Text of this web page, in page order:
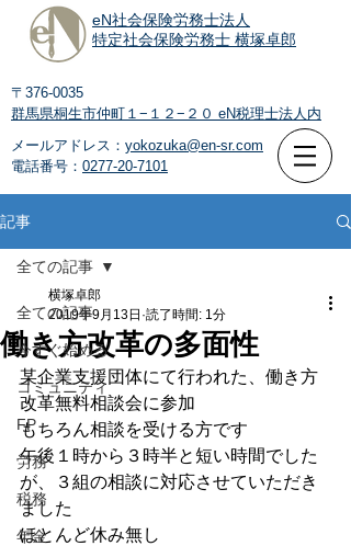
eN社会保険労務士法人
特定社会保険労務士 横塚卓郎
〒376-0035
群馬県桐生市仲町１−１２−２０ eN税理士法人内
メールアドレス： yokozuka@en-sr.com
電話番号： 0277-20-7101
記事
全ての記事
今すぐ始める
コミュニティ
FP
労務
税務
年金
全ての記事
働き方改革の多面性
横塚卓郎
2019年9月13日 読了時間: 1分
某企業支援団体にて行われた、働き方
改革無料相談会に参加
もちろん相談を受ける方です
午後１時から３時半と短い時間でした
が、３組の相談に対応させていただき
ました
ほとんど休み無し